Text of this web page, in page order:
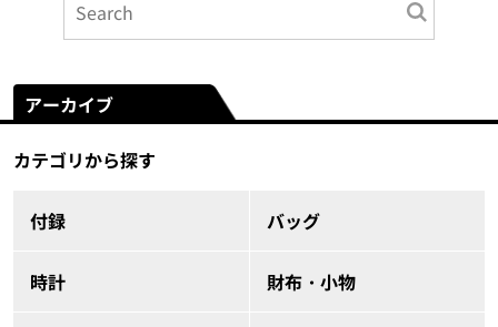
アーカイブ
カテゴリから探す
付録 バッグ
時計 財布・小物